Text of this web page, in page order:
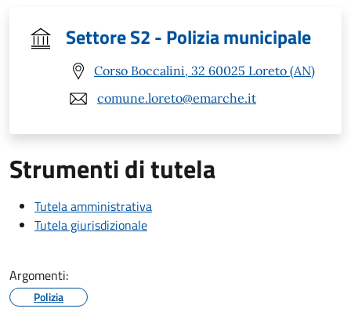
Settore S2 - Polizia municipale
Corso Boccalini, 32 60025 Loreto (AN)
comune.loreto@emarche.it
Strumenti di tutela
Tutela amministrativa
Tutela giurisdizionale
Argomenti:
Polizia